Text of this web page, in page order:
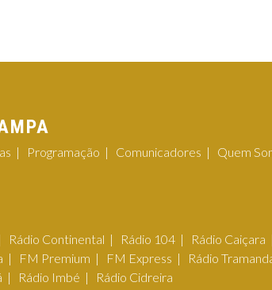
Programação Comunicadores Quem
Rádio Continental Rádio 104 Rádio Caiçara
FM Premium FM Express Rádio
Rádio Imbé Rádio Cidreira